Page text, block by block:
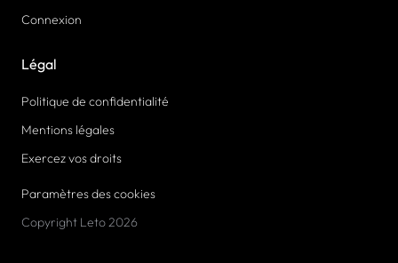
Connexion
Légal
Politique de confidentialité
Mentions légales
Exercez vos droits
Paramètres des cookies
Copyright Leto 2026